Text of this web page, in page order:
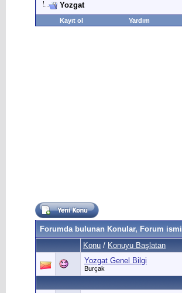
Yozgat
Kayıt ol Yardım
Forumda bulunan Konular, Forum ismi
Konu / Konuyu Başlatan
Yozgat Genel Bilgi
Burçak